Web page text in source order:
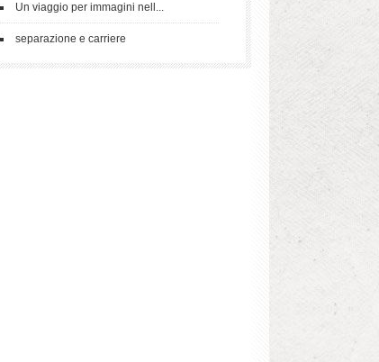
Un viaggio per immagini nell...
separazione e carriere